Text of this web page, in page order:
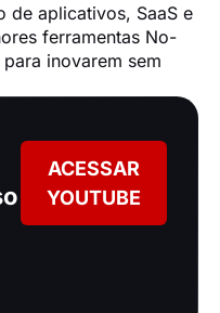
de aplicativos, SaaS e
ferramentas No-
inovarem sem
ACESSAR
YOUTUBE